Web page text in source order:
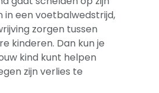
in een voetbalwedstrijd,
zorgen tussen
kinderen. Dan kun je
kind kunt helpen
zijn verlies te